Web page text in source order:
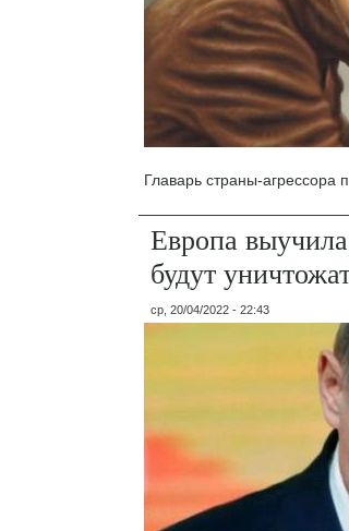
Главарь страны-агрессора
Европа
будут
ср, 20/04/2022 - 22:43